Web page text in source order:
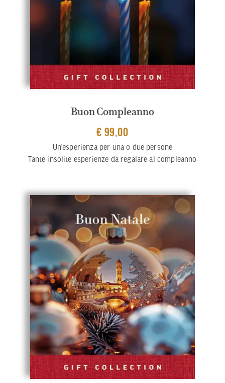
Buon Compleanno
€ 99,00
Un’esperienza per una o due persone
Tante insolite esperienze da regalare al compleanno